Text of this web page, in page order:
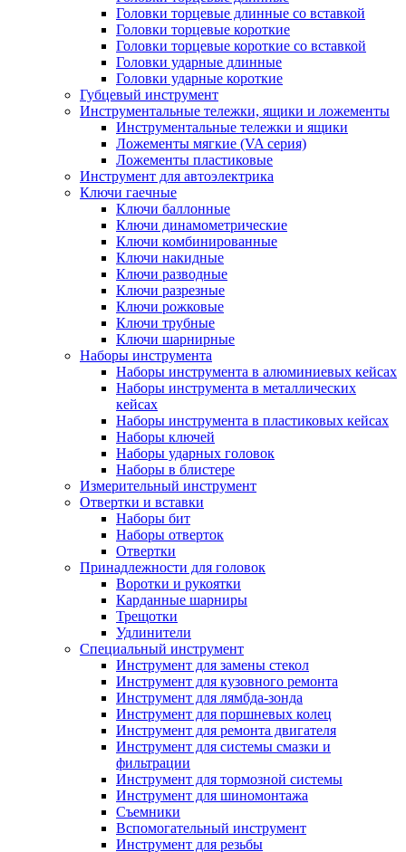
Головки торцевые длинные со вставкой
Головки торцевые короткие
Головки торцевые короткие со вставкой
Головки ударные длинные
Головки ударные короткие
Губцевый инструмент
Инструментальные тележки, ящики и ложементы
Инструментальные тележки и ящики
Ложементы мягкие (VA серия)
Ложементы пластиковые
Инструмент для автоэлектрика
Ключи гаечные
Ключи баллонные
Ключи динамометрические
Ключи комбинированные
Ключи накидные
Ключи разводные
Ключи разрезные
Ключи рожковые
Ключи трубные
Ключи шарнирные
Наборы инструмента
Наборы инструмента в алюминиевых кейсах
Наборы инструмента в металлических
кейсах
Наборы инструмента в пластиковых кейсах
Наборы ключей
Наборы ударных головок
Наборы в блистере
Измерительный инструмент
Отвертки и вставки
Наборы бит
Наборы отверток
Отвертки
Принадлежности для головок
Воротки и рукоятки
Карданные шарниры
Трещотки
Удлинители
Специальный инструмент
Инструмент для замены стекол
Инструмент для кузовного ремонта
Инструмент для лямбда-зонда
Инструмент для поршневых колец
Инструмент для ремонта двигателя
Инструмент для системы смазки и
фильтрации
Инструмент для тормозной системы
Инструмент для шиномонтажа
Съемники
Вспомогательный инструмент
Инструмент для резьбы